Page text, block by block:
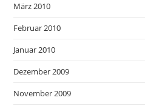
März 2010
Februar 2010
Januar 2010
Dezember 2009
November 2009